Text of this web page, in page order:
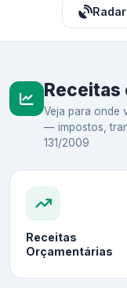
Receitas
Veja para onde
— impostos,
131/2009
Receitas
Orçamentárias